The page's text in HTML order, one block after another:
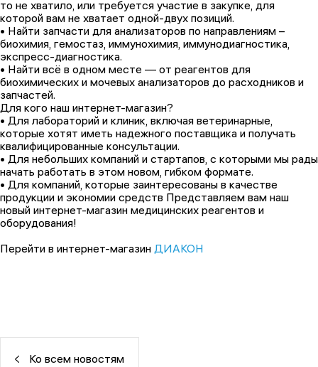
то не хватило, или требуется участие в закупке, для
которой вам не хватает одной-двух позиций.
• Найти запчасти для анализаторов по направлениям –
биохимия, гемостаз, иммунохимия, иммунодиагностика,
экспресс-диагностика.
• Найти всё в одном месте — от реагентов для
биохимических и мочевых анализаторов до расходников и
запчастей.
Для кого наш интернет-магазин?
• Для лабораторий и клиник, включая ветеринарные,
которые хотят иметь надежного поставщика и получать
квалифицированные консультации.
• Для небольших компаний и стартапов, с которыми мы рады
начать работать в этом новом, гибком формате.
• Для компаний, которые заинтересованы в качестве
продукции и экономии средств Представляем вам наш
новый интернет-магазин медицинских реагентов и
оборудования!
Перейти в интернет-магазин ДИАКОН
Ко всем новостям